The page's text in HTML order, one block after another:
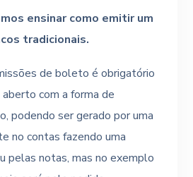
ensinar como emitir um
tradicionais.
de boleto é obrigatório
com a forma de
podendo ser gerado por uma
no contas fazendo uma
pelas notas, mas no exemplo